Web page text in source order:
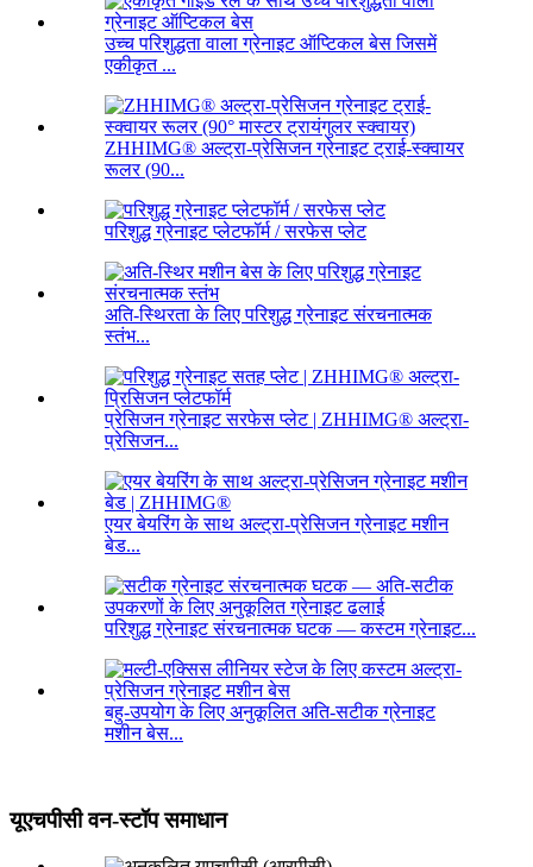
उच्च परिशुद्धता वाला ग्रेनाइट ऑप्टिकल बेस जिसमें
एकीकृत ...
ZHHIMG® अल्ट्रा-प्रेसिजन ग्रेनाइट ट्राई-स्क्वायर
रूलर (90...
परिशुद्ध ग्रेनाइट प्लेटफॉर्म / सरफेस प्लेट
अति-स्थिरता के लिए परिशुद्ध ग्रेनाइट संरचनात्मक
स्तंभ...
प्रेसिजन ग्रेनाइट सरफेस प्लेट | ZHHIMG® अल्ट्रा-
प्रेसिजन...
एयर बेयरिंग के साथ अल्ट्रा-प्रेसिजन ग्रेनाइट मशीन
बेड...
परिशुद्ध ग्रेनाइट संरचनात्मक घटक — कस्टम ग्रेनाइट...
बहु-उपयोग के लिए अनुकूलित अति-सटीक ग्रेनाइट
मशीन बेस...
यूएचपीसी वन-स्टॉप समाधान